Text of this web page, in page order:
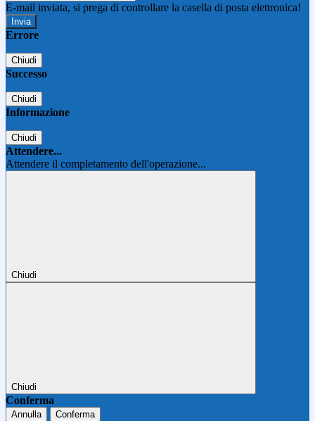
E-mail inviata, si prega di controllare la casella di posta elettronica!
Errore
Chiudi
Successo
Chiudi
Informazione
Chiudi
Attendere...
Attendere il completamento dell'operazione...
Chiudi
Chiudi
Conferma
Annulla Conferma